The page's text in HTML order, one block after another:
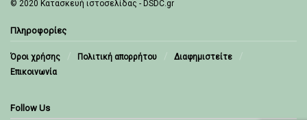
© 2020 Κατασκευή ιστοσελίδας - DSDC.gr
Πληροφορίες
Όροι χρήσης Πολιτική απορρήτου
Διαφημιστείτε
Επικοινωνία
Follow Us